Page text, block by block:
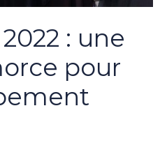
: une
pour